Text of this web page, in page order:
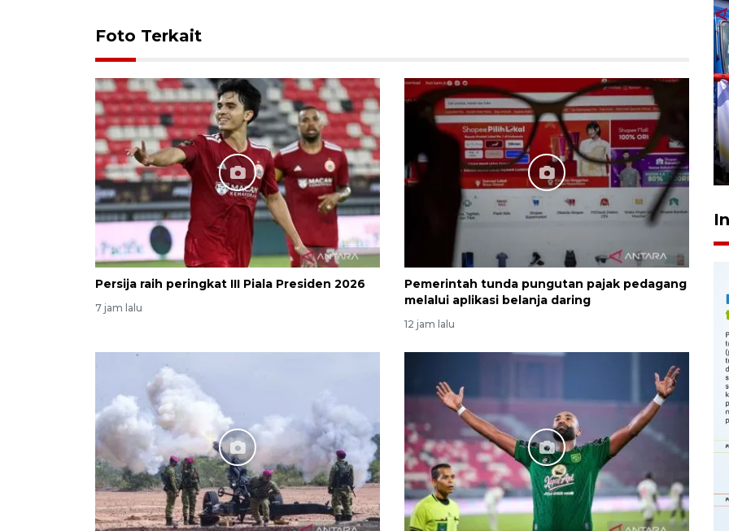
Foto Terkait
Persija raih peringkat III Piala Presiden 2026
7 jam lalu
Pemerintah tunda pungutan pajak pedagang
melalui aplikasi belanja daring
12 jam lalu
Apresiasi Desak Made,
Pemprov Bali siapkan wall
standar internasional
24 Juli 2026 20:25